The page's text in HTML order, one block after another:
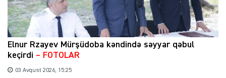
Elnur Rzayev Mürşüdoba kəndində səyyar qəbul
keçirdi – FOTOLAR
03 Avqust 2026, 15:25